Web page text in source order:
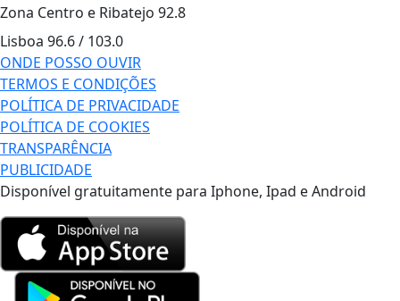
Zona Centro e Ribatejo 92.8
Lisboa 96.6 / 103.0
ONDE POSSO OUVIR
TERMOS E CONDIÇÕES
POLÍTICA DE PRIVACIDADE
POLÍTICA DE COOKIES
TRANSPARÊNCIA
PUBLICIDADE
Disponível gratuitamente para Iphone, Ipad e Android